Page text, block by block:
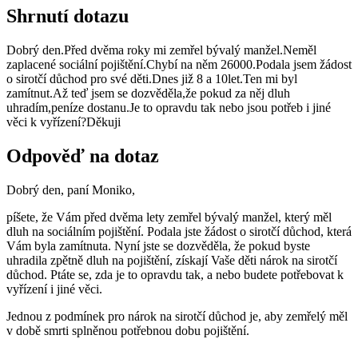
Shrnutí dotazu
Dobrý den.Před dvěma roky mi zemřel bývalý manžel.Neměl
zaplacené sociální pojištění.Chybí na něm 26000.Podala jsem žádost
o sirotčí důchod pro své děti.Dnes již 8 a 10let.Ten mi byl
zamítnut.Až teď jsem se dozvěděla,že pokud za něj dluh
uhradím,peníze dostanu.Je to opravdu tak nebo jsou potřeb i jiné
věci k vyřízení?Děkuji
Odpověď na dotaz
Dobrý den, paní Moniko,
píšete, že Vám před dvěma lety zemřel bývalý manžel, který měl
dluh na sociálním pojištění. Podala jste žádost o sirotčí důchod, která
Vám byla zamítnuta. Nyní jste se dozvěděla, že pokud byste
uhradila zpětně dluh na pojištění, získají Vaše děti nárok na sirotčí
důchod. Ptáte se, zda je to opravdu tak, a nebo budete potřebovat k
vyřízení i jiné věci.
Jednou z podmínek pro nárok na sirotčí důchod je, aby zemřelý měl
v době smrti splněnou potřebnou dobu pojištění.